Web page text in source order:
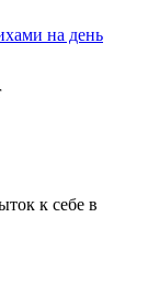
к себе в